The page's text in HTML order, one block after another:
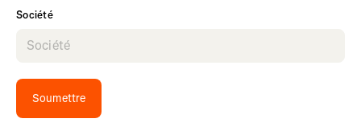
Société
Soumettre